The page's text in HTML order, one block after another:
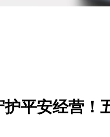
平安经营！